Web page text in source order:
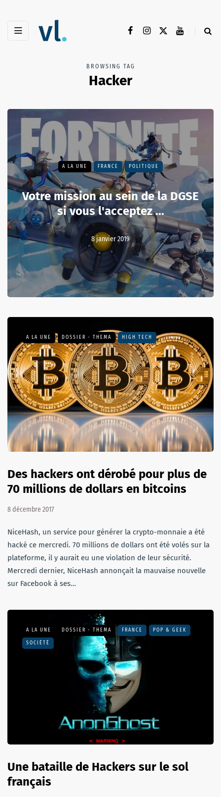
BROWSING TAG
Hacker
A LA UNE FRANCE POLITIQUE
Votre mission au sein de la DGSE
si vous l'acceptez ...
8 janvier 2019
A LA UNE DOSSIER - THEMA HIGH TECH
Des hackers ont dérobé pour plus de
70 millions de dollars en bitcoins
8 décembre 2017
NiceHash, un service pour générer la crypto-monnaie a été
hacké ce mercredi. 70 millions de dollars ont été volés sur la
plateforme, il y aurait eu une violation de leur sécurité.
Mercredi dernier, NiceHash annonçait la mauvaise nouvelle
sur Facebook à ses…
A LA UNE DOSSIER - THEMA FRANCE POP & GEEK
SOCIÉTÉ
Une bataille de Hackers sur le sol
français